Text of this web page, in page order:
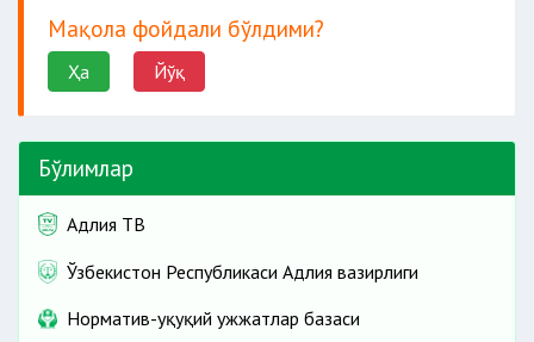
Мақола фойдали бўлдими?
Ҳа Йўқ
Бўлимлар
Адлия ТВ
Ўзбекистон Республикаси Адлия вазирлиги
Норматив-ҳуқуқий ҳужжатлар базаси